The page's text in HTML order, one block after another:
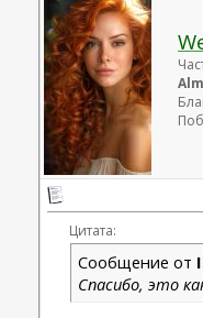
Цитата:
Сообщение от
Спасибо, это